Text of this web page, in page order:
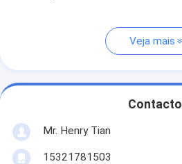
Veja mais
Contacto
Mr. Henry Tian
15321781503